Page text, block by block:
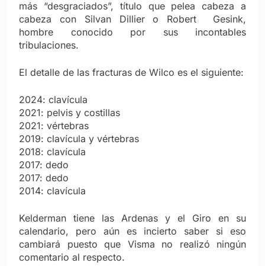
más “desgraciados”, título que pelea cabeza a
cabeza con Silvan Dillier o Robert Gesink,
hombre conocido por sus incontables
tribulaciones.
El detalle de las fracturas de Wilco es el siguiente:
2024: clavícula
2021: pelvis y costillas
2021: vértebras
2019: clavícula y vértebras
2018: clavícula
2017: dedo
2017: dedo
2014: clavícula
Kelderman tiene las Ardenas y el Giro en su
calendario, pero aún es incierto saber si eso
cambiará puesto que Visma no realizó ningún
comentario al respecto.